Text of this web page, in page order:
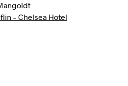
– Chelsea Hotel